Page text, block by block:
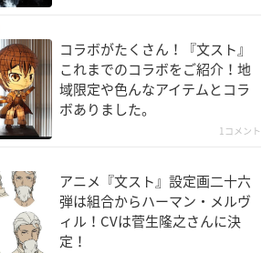
コラボがたくさん！『文スト』
これまでのコラボをご紹介！地
域限定や色んなアイテムとコラ
ボありました。
1コメント
アニメ『文スト』設定画二十六
弾は組合からハーマン・メルヴ
ィル！CVは菅生隆之さんに決
定！